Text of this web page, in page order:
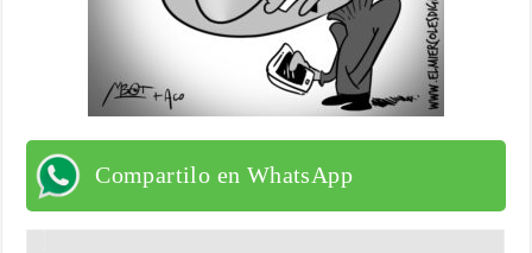
Compartilo en WhatsApp